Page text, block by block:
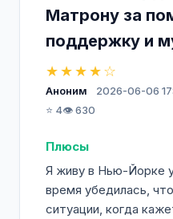
Матрону за
поддержку и
★★★★☆
Аноним
2026-06-06
⭐ 4👁️ 630
Плюсы
Я живу в Нью-Йорке
время убедилась,
ситуации, когда